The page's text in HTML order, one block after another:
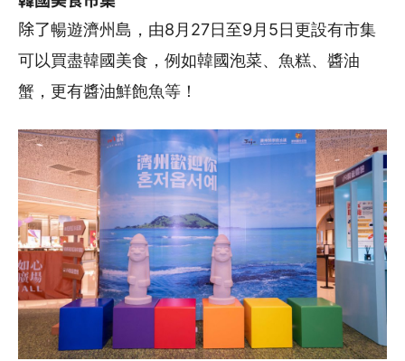
除了暢遊濟州島，由8月27日至9月5日更設有市集
可以買盡韓國美食，例如韓國泡菜、 魚糕、醬油
蟹，更有醬油鮮飽魚等！